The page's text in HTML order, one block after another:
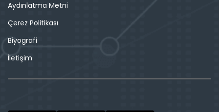
Aydınlatma Metni
Çerez Politikası
Biyografi
İletişim